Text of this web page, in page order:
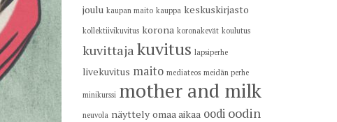
joulu kaupan maito kauppa keskuskirjasto
kollektiivikuvitus korona koronakevät koulutus
kuvittaja kuvitus lapsiperhe
livekuvitus maito mediateos meidän perhe
minikurssi mother and milk
neuvola näyttely omaa aikaa oodi oodin